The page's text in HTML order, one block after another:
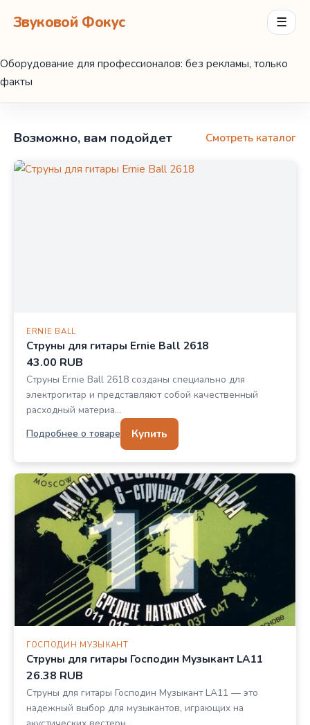
Звуковой Фокус ☰
Оборудование для профессионалов: без рекламы, только
факты
Возможно, вам подойдет Смотреть каталог
ERNIE BALL
Струны для гитары Ernie Ball 2618
43.00 RUB
Струны Ernie Ball 2618 созданы специально для
электрогитар и представляют собой качественный
расходный материа…
Подробнее о товаре
Купить
ГОСПОДИН МУЗЫКАНТ
Струны для гитары Господин Музыкант LA11
26.38 RUB
Струны для гитары Господин Музыкант LA11 — это
надежный выбор для музыкантов, играющих на